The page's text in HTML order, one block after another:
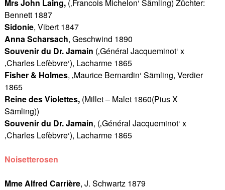
Mrs John Laing, (‚Francois Michelon‘ Sämling) Züchter:
Bennett 1887
Sidonie, Vibert 1847
Anna Scharsach, Geschwind 1890
Souvenir du Dr. Jamain (‚Général Jacqueminot‘ x
‚Charles Lefèbvre‘), Lacharme 1865
Fisher & Holmes, ‚Maurice Bernardin‘ Sämling, Verdier
1865
Reine des Violettes, (Millet – Malet 1860(Pius X
Sämling))
Souvenir du Dr. Jamain, (‚Général Jacqueminot‘ x
‚Charles Lefèbvre‘), Lacharme 1865
Noisetterosen
Mme Alfred Carrière, J. Schwartz 1879